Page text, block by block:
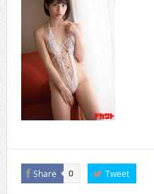
Share 0 Tweet